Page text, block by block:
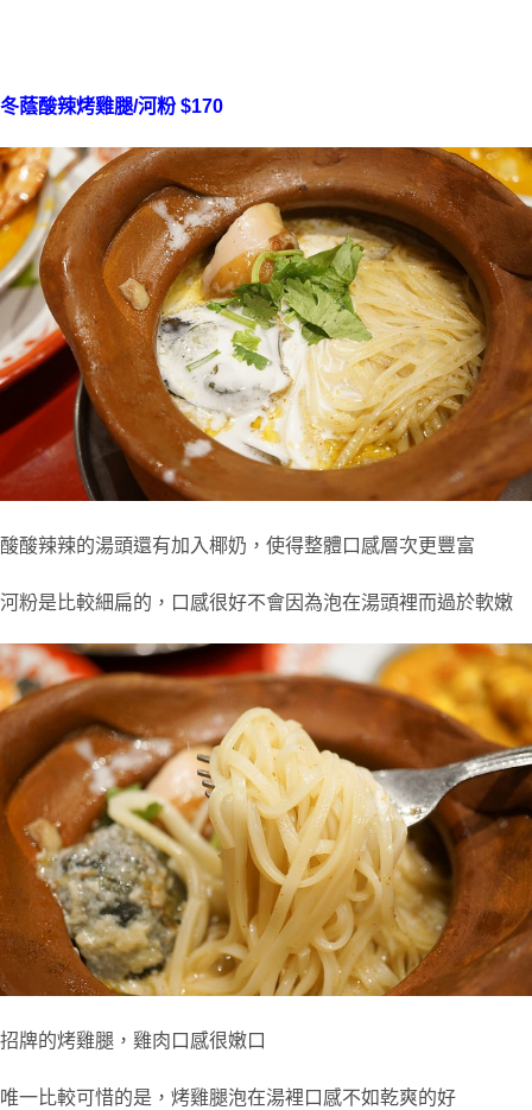
冬蔭酸辣烤雞腿/河粉 $170
酸酸辣辣的湯頭還有加入椰奶，使得整體口感層次更豐富
河粉是比較細扁的，口感很好不會因為泡在湯頭裡而過於軟嫩
招牌的烤雞腿，雞肉口感很嫩口
唯一比較可惜的是，烤雞腿泡在湯裡口感不如乾爽的好